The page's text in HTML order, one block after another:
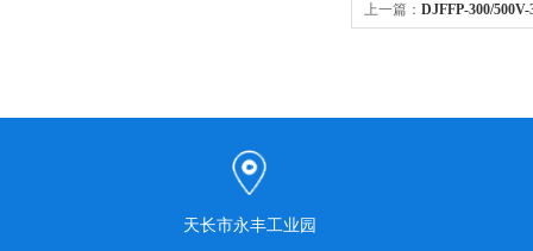
上一篇： DJFFP-300/
天长市永丰工业园